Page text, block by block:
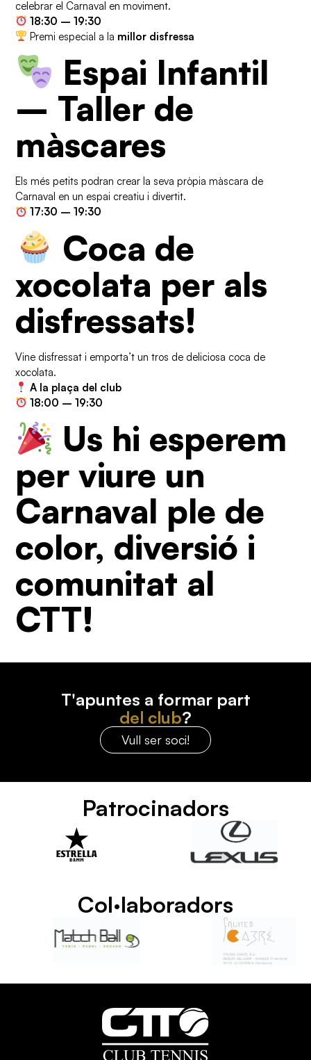
celebrar el Carnaval en moviment.
18:30 – 19:30
Premi especial a la millor disfressa
Espai Infantil
– Taller de
màscares
Els més petits podran crear la seva pròpia màscara de
Carnaval en un espai creatiu i divertit.
17:30 – 19:30
Coca de
xocolata per als
disfressats!
Vine disfressat i emporta’t un tros de deliciosa coca de
xocolata.
A la plaça del club
18:00 – 19:30
Us hi esperem
per viure un
Carnaval ple de
color, diversió i
comunitat al
CTT!
T'apuntes a formar part
del club?
Vull ser soci!
Patrocinadors
Col·laboradors